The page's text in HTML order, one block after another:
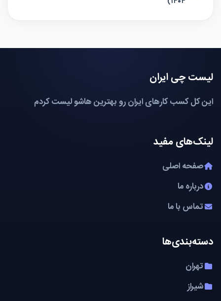
لیست چی ایران
این کل کسب کارهای ایران رو بهترین هاشو لیست کردم
لینک‌های مفید
صفحه اصلی
درباره ما
تماس با ما
دسته‌بندی‌ها
تهران
شیراز